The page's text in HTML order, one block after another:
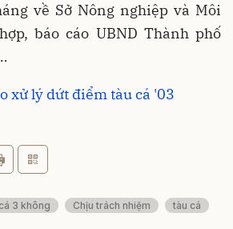
về Sở Nông nghiệp và Môi
báo cáo UBND Thành phố
xử lý dứt điểm tàu cá '03
3 không Chịu trách nhiệm tàu cá